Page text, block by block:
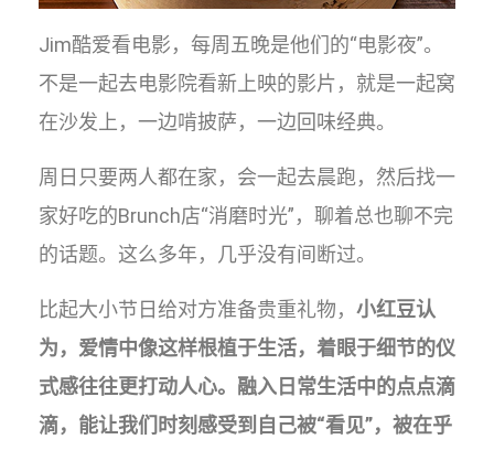
Jim酷爱看电影，每周五晚是他们的“电影夜”。
不是一起去电影院看新上映的影片，就是一起窝
在沙发上，一边啃披萨，一边回味经典。
周日只要两人都在家，会一起去晨跑，然后找一
家好吃的Brunch店“消磨时光”，聊着总也聊不完
的话题。这么多年，几乎没有间断过。
比起大小节日给对方准备贵重礼物， 小红豆认
为，爱情中像这样根植于生活，着眼于细节的仪
式感往往更打动人心。融入日常生活中的点点滴
滴，能让我们时刻感受到自己被“看见”，被在乎